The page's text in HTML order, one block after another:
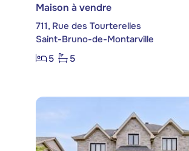
Maison à vendre
711, Rue des Tourterelles
Saint-Bruno-de-Montarville
5
5